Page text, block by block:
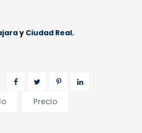
y Ciudad Real.
Precio
Leon
Guadalajara
Real